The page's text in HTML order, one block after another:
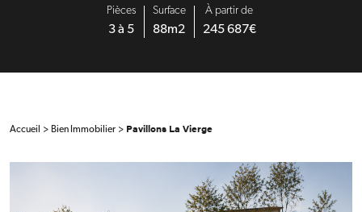
Pièces
3 à 5
Surface
88m2
À partir de
245 687€
Accueil > Bien Immobilier > Pavillons La Vierge